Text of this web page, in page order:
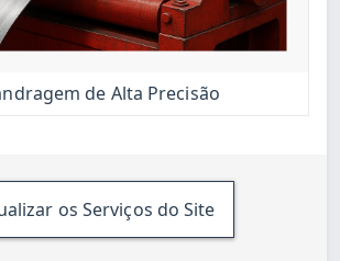
de Alta Precisão
os Serviços do Site